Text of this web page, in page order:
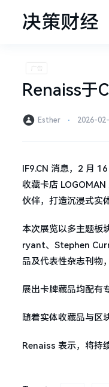
决策财经
Renaiss于
Esther ⋅ 2026-
IF9.CN 消息，2 月
收藏卡店
伙伴，打造沉浸式实
本次展览以多主题板
ryant、Stephen
品及代表性杂志刊物
展出卡牌藏品均配有
随着实体收藏品与区
Renaiss 表示，将持